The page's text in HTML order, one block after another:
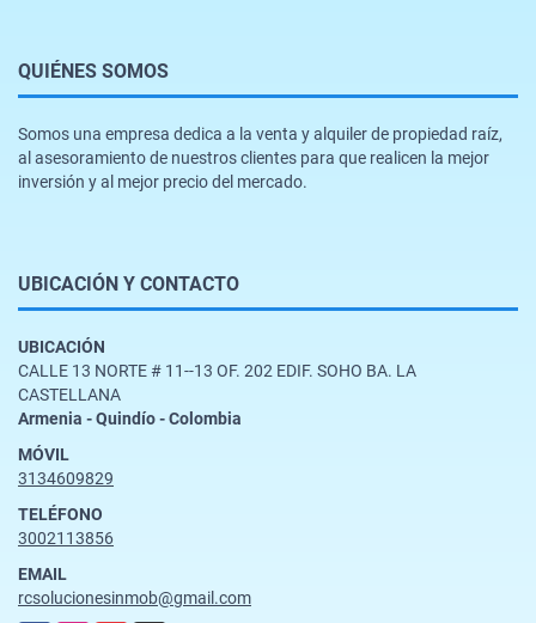
QUIÉNES SOMOS
Somos una empresa dedica a la venta y alquiler de propiedad raíz,
al asesoramiento de nuestros clientes para que realicen la mejor
inversión y al mejor precio del mercado.
UBICACIÓN Y CONTACTO
UBICACIÓN
CALLE 13 NORTE # 11--13 OF. 202 EDIF. SOHO BA. LA
CASTELLANA
Armenia - Quindío - Colombia
MÓVIL
3134609829
TELÉFONO
3002113856
EMAIL
rcsolucionesinmob@gmail.com